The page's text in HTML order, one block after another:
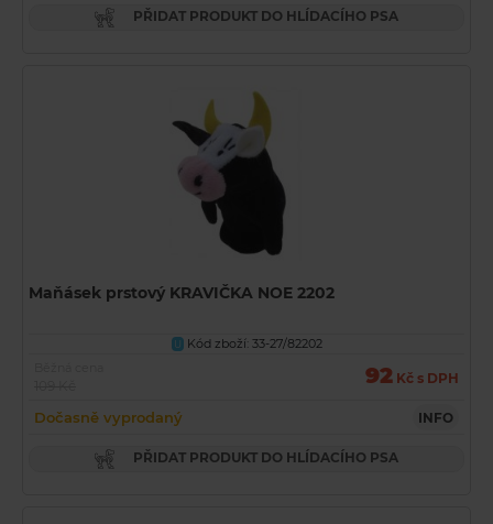
PŘIDAT PRODUKT DO HLÍDACÍHO PSA
Maňásek prstový KRAVIČKA NOE 2202
U Kód zboží: 33-27/82202
92 Kč s DPH
Dočasně vyprodaný INFO
PŘIDAT PRODUKT DO HLÍDACÍHO PSA